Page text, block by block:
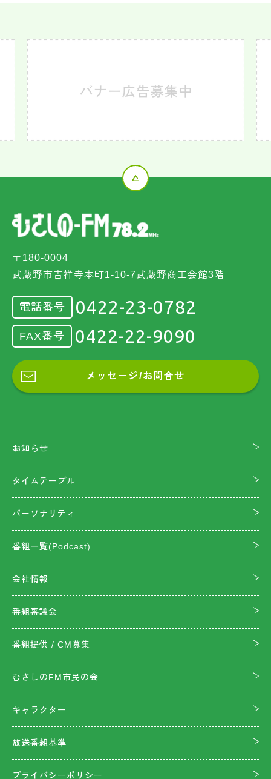
〒180-0004
武蔵野市吉祥寺本町1-10-7武蔵野商工会館3階
電話番号 0422-23-0782
FAX番号 0422-22-9090
メッセージ/お問合せ
お知らせ
タイムテーブル
パーソナリティ
番組一覧(Podcast)
会社情報
番組審議会
番組提供 / CM募集
むさしのFM市民の会
キャラクター
放送番組基準
プライバシーポリシー